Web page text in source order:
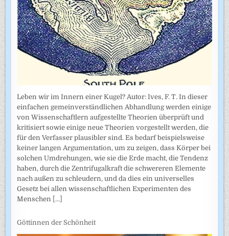
Leben wir im Innern einer Kugel? Autor: Ives, F. T. In dieser
einfachen gemeinverständlichen Abhandlung werden einige
von Wissenschaftlern aufgestellte Theorien überprüft und
kritisiert sowie einige neue Theorien vorgestellt werden, die
für den Verfasser plausibler sind. Es bedarf beispielsweise
keiner langen Argumentation, um zu zeigen, dass Körper bei
solchen Umdrehungen, wie sie die Erde macht, die Tendenz
haben, durch die Zentrifugalkraft die schwereren Elemente
nach außen zu schleudern, und da dies ein universelles
Gesetz bei allen wissenschaftlichen Experimenten des
Menschen [...]
Göttinnen der Schönheit